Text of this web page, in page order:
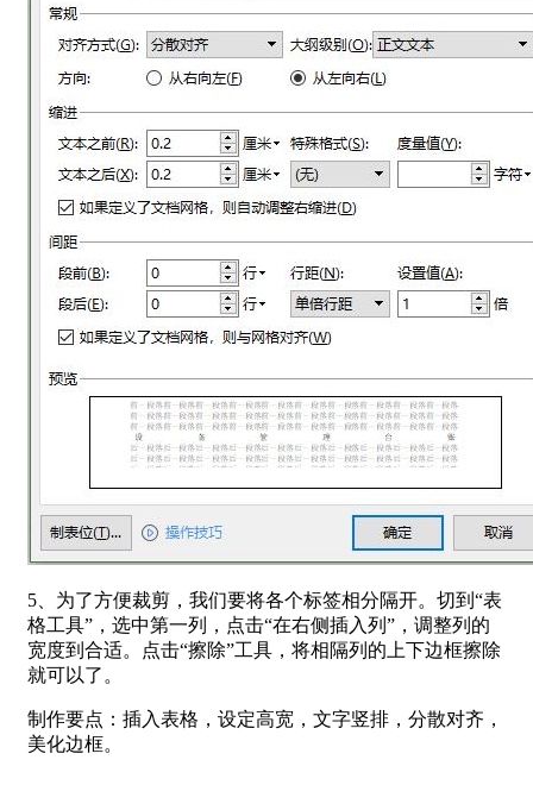
5、为了方便裁剪，我们要将各个标签相分隔开。切到“表
格工具”，选中第一列，点击“在右侧插入列”，调整列的
宽度到合适。点击“擦除”工具，将相隔列的上下边框擦除
就可以了。
制作要点：插入表格，设定高宽，文字竖排，分散对齐，
美化边框。